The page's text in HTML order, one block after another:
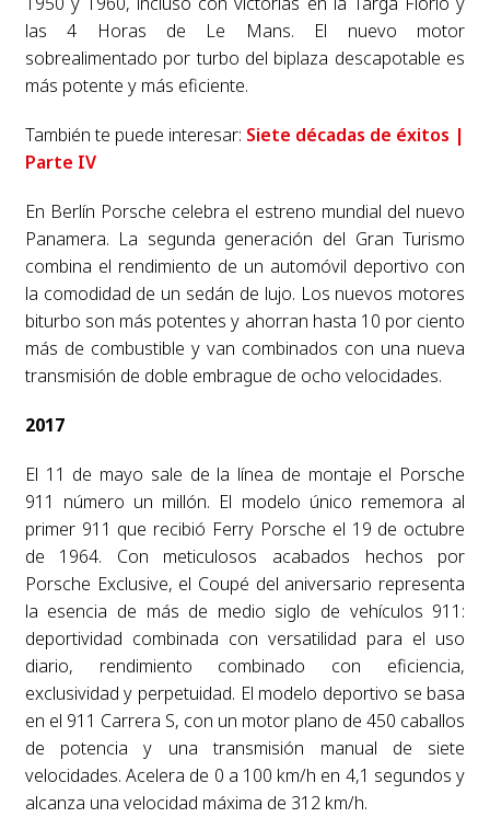
las 4 Horas de Le Mans. El nuevo motor
sobrealimentado por turbo del biplaza descapotable es
más potente y más eficiente.
También te puede interesar: Siete décadas de éxitos |
Parte IV
En Berlín Porsche celebra el estreno mundial del nuevo
Panamera. La segunda generación del Gran Turismo
combina el rendimiento de un automóvil deportivo con
la comodidad de un sedán de lujo. Los nuevos motores
biturbo son más potentes y ahorran hasta 10 por ciento
más de combustible y van combinados con una nueva
transmisión de doble embrague de ocho velocidades.
2017
El 11 de mayo sale de la línea de montaje el Porsche
911 número un millón. El modelo único rememora al
primer 911 que recibió Ferry Porsche el 19 de octubre
de 1964. Con meticulosos acabados hechos por
Porsche Exclusive, el Coupé del aniversario representa
la esencia de más de medio siglo de vehículos 911:
deportividad combinada con versatilidad para el uso
diario, rendimiento combinado con eficiencia,
exclusividad y perpetuidad. El modelo deportivo se basa
en el 911 Carrera S, con un motor plano de 450 caballos
de potencia y una transmisión manual de siete
velocidades. Acelera de 0 a 100 km/h en 4,1 segundos y
alcanza una velocidad máxima de 312 km/h.